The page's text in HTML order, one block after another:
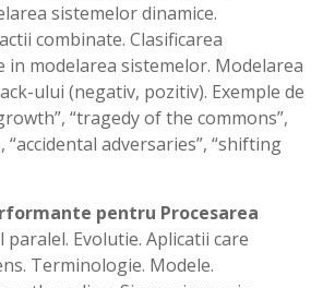
sistemelor dinamice.
combinate. Clasificarea
modelarea sistemelor. Modelarea
ului (negativ, pozitiv). Exemple de
“tragedy of the commons”,
“accidental adversaries”, “shifting
pentru Procesarea
paralel. Evolutie. Aplicatii care
Terminologie. Modele.